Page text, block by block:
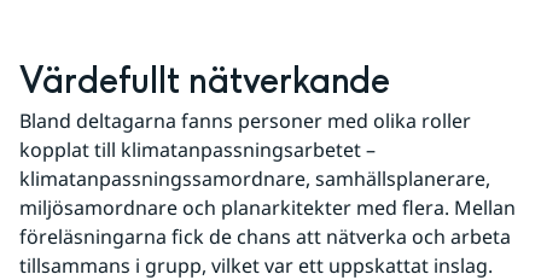
Värdefullt nätverkande
Bland deltagarna fanns personer med olika roller
kopplat till klimatanpassningsarbetet –
klimatanpassningssamordnare, samhällsplanerare,
miljösamordnare och planarkitekter med flera. Mellan
föreläsningarna fick de chans att nätverka och arbeta
tillsammans i grupp, vilket var ett uppskattat inslag.